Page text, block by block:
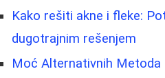
Kako rešiti akne i fleke:
dugotrajnim rešenjem
Moć Alternativnih Metoda